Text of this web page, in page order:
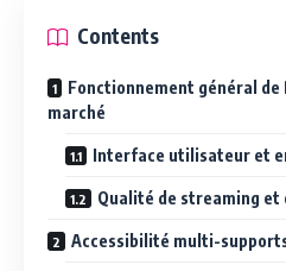
Contents
Fonctionnement général
marché
Interface utilisateur et
Qualité de streaming et
Accessibilité multi-